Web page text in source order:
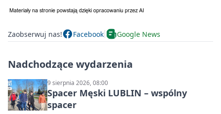
Zaobserwuj nas! Facebook Google News
Nadchodzące wydarzenia
9 sierpnia 2026, 08:00
Spacer Męski LUBLIN – wspólny
spacer